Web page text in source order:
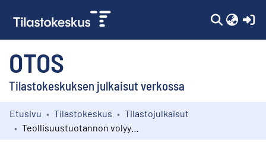
OTOS
Tilastokeskuksen julkaisut verkossa
Kokoelmat
Etusivu Tilastokeskus
Tilastojulkaisut